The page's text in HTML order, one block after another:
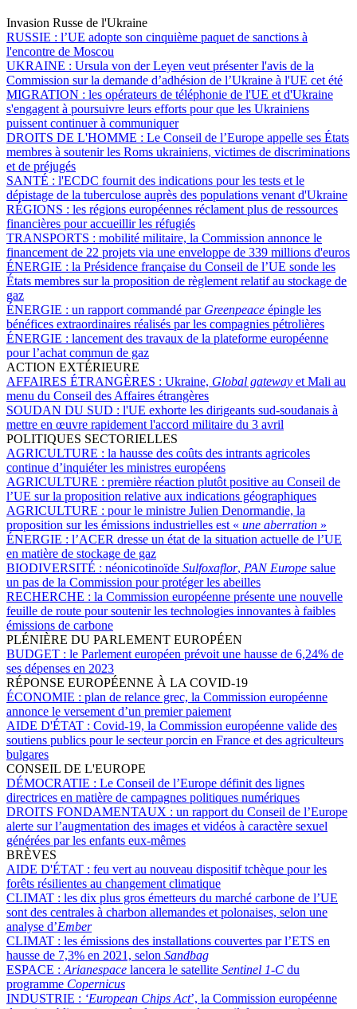
Invasion Russe de l'Ukraine
RUSSIE : l’UE adopte son cinquième paquet de sanctions à
l'encontre de Moscou
UKRAINE : Ursula von der Leyen veut présenter l'avis de la
Commission sur la demande d’adhésion de l’Ukraine à l'UE cet été
MIGRATION : les opérateurs de téléphonie de l'UE et d'Ukraine
s'engagent à poursuivre leurs efforts pour que les Ukrainiens
puissent continuer à communiquer
DROITS DE L'HOMME : Le Conseil de l’Europe appelle ses États
membres à soutenir les Roms ukrainiens, victimes de discriminations
et de préjugés
SANTÉ : l'ECDC fournit des indications pour les tests et le
dépistage de la tuberculose auprès des populations venant d'Ukraine
RÉGIONS : les régions européennes réclament plus de ressources
financières pour accueillir les réfugiés
TRANSPORTS : mobilité militaire, la Commission annonce le
financement de 22 projets via une enveloppe de 339 millions d'euros
ÉNERGIE : la Présidence française du Conseil de l’UE sonde les
États membres sur la proposition de règlement relatif au stockage de
gaz
ÉNERGIE : un rapport commandé par Greenpeace épingle les
bénéfices extraordinaires réalisés par les compagnies pétrolières
ÉNERGIE : lancement des travaux de la plateforme européenne
pour l’achat commun de gaz
ACTION EXTÉRIEURE
AFFAIRES ÉTRANGÈRES : Ukraine, Global gateway et Mali au
menu du Conseil des Affaires étrangères
SOUDAN DU SUD : l'UE exhorte les dirigeants sud-soudanais à
mettre en œuvre rapidement l'accord militaire du 3 avril
POLITIQUES SECTORIELLES
AGRICULTURE : la hausse des coûts des intrants agricoles
continue d’inquiéter les ministres européens
AGRICULTURE : première réaction plutôt positive au Conseil de
l’UE sur la proposition relative aux indications géographiques
AGRICULTURE : pour le ministre Julien Denormandie, la
proposition sur les émissions industrielles est « une aberration »
ÉNERGIE : l’ACER dresse un état de la situation actuelle de l’UE
en matière de stockage de gaz
BIODIVERSITÉ : néonicotinoïde Sulfoxaflor, PAN Europe salue
un pas de la Commission pour protéger les abeilles
RECHERCHE : la Commission européenne présente une nouvelle
feuille de route pour soutenir les technologies innovantes à faibles
émissions de carbone
PLÉNIÈRE DU PARLEMENT EUROPÉEN
BUDGET : le Parlement européen prévoit une hausse de 6,24% de
ses dépenses en 2023
RÉPONSE EUROPÉENNE À LA COVID-19
ÉCONOMIE : plan de relance grec, la Commission européenne
annonce le versement d’un premier paiement
AIDE D'ÉTAT : Covid-19, la Commission européenne valide des
soutiens publics pour le secteur porcin en France et des agriculteurs
bulgares
CONSEIL DE L'EUROPE
DÉMOCRATIE : Le Conseil de l’Europe définit des lignes
directrices en matière de campagnes politiques numériques
DROITS FONDAMENTAUX : un rapport du Conseil de l’Europe
alerte sur l’augmentation des images et vidéos à caractère sexuel
générées par les enfants eux-mêmes
BRÈVES
AIDE D'ÉTAT : feu vert au nouveau dispositif tchèque pour les
forêts résilientes au changement climatique
CLIMAT : les dix plus gros émetteurs du marché carbone de l’UE
sont des centrales à charbon allemandes et polonaises, selon une
analyse d’Ember
CLIMAT : les émissions des installations couvertes par l’ETS en
hausse de 7,3% en 2021, selon Sandbag
ESPACE : Arianespace lancera le satellite Sentinel 1-C du
programme Copernicus
INDUSTRIE : ‘European Chips Act’, la Commission européenne